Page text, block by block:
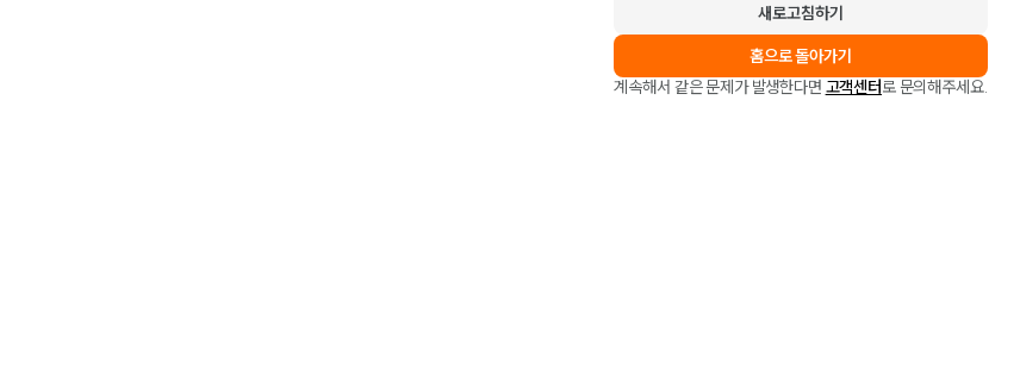
새로고침하기
홈으로 돌아가기
계속해서 같은 문제가 발생한다면 고객센터로 문의해주세요.